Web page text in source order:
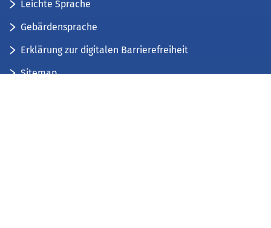
Leichte Sprache
Gebärdensprache
Erklärung zur digitalen Barrierefreiheit
Sitemap